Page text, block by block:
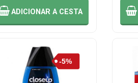
ADICIONARA CESTA